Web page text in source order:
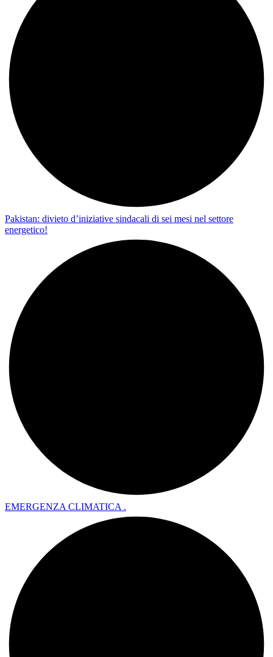
Pakistan: divieto d’iniziative sindacali di sei mesi nel settore
energetico!
EMERGENZA CLIMATICA .